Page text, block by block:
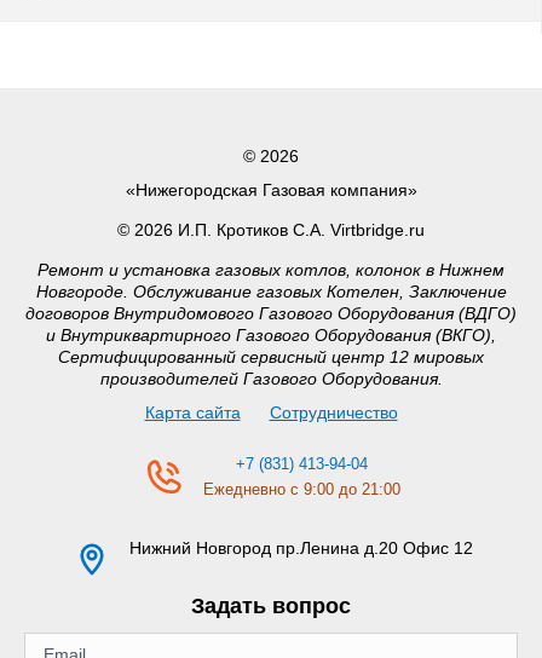
© 2026
«Нижегородская Газовая компания»
© 2026 И.П. Кротиков С.А. Virtbridge.ru
Ремонт и установка газовых котлов, колонок в Нижнем
Новгороде. Обслуживание газовых Котелен, Заключение
договоров Внутридомового Газового Оборудования (ВДГО)
и Внутриквартирного Газового Оборудования (ВКГО),
Сертифицированный сервисный центр 12 мировых
производителей Газового Оборудования.
Карта сайта
Сотрудничество
+7 (831) 413-94-04
Ежедневно с 9:00 до 21:00
Нижний Новгород пр.Ленина д.20 Офис 12
Задать вопрос